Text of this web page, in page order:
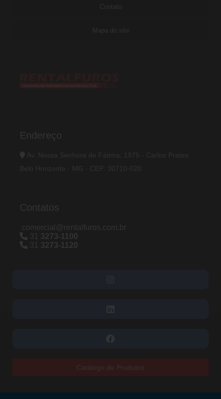
Contato
Mapa do site
Endereço
Contatos
comercial@rentalfuros.com.br
31 3273-1100
31 3273-1120
Catálogo de Produtos